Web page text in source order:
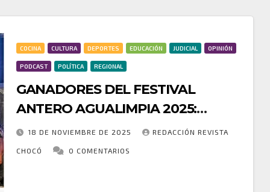
COCINA CULTURA DEPORTES EDUCACIÓN JUDICIAL OPINIÓN
PODCAST POLÍTICA REGIONAL
GANADORES DEL FESTIVAL
ANTERO AGUALIMPIA 2025:
MAKERULE, SEMILLAS DE
ESPERANZA Y REMANSOS DEL RÍO
18 DE NOVIEMBRE DE 2025 REDACCIÓN REVISTA
CHOCÓ 0 COMENTARIOS